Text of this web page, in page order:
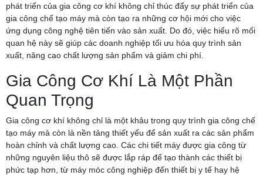
phát triển của gia công cơ khí không chỉ thúc đẩy sự phát triển của
gia công chế tạo máy mà còn tạo ra những cơ hội mới cho việc
ứng dụng công nghệ tiên tiến vào sản xuất. Do đó, việc hiểu rõ mối
quan hệ này sẽ giúp các doanh nghiệp tối ưu hóa quy trình sản
xuất, nâng cao chất lượng sản phẩm và giảm chi phí.
Gia Công Cơ Khí Là Một Phần
Quan Trọng
Gia công cơ khí không chỉ là một khâu trong quy trình gia công chế
tạo máy mà còn là nền tảng thiết yếu để sản xuất ra các sản phẩm
hoàn chỉnh và chất lượng cao. Các chi tiết máy được gia công từ
những nguyên liệu thô sẽ được lắp ráp để tạo thành các thiết bị
phức tạp hơn, từ máy móc công nghiệp đến thiết bị y tế hay hệ